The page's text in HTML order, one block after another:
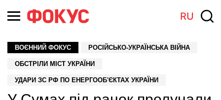
RU
ВОЄННИЙ ФОКУС РОСІЙСЬКО-УКРАЇНСЬКА ВІЙНА
ОБСТРІЛИ МІСТ УКРАЇНИ
УДАРИ ЗС РФ ПО ЕНЕРГООБ'ЄКТАХ УКРАЇНИ